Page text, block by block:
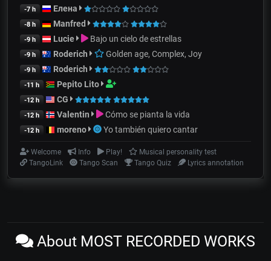
-7 h Елена
-8 h Manfred
-9 h Lucie Bajo un cielo de estrellas
-9 h Roderich Golden age, Complex, Joy
-9 h Roderich
-11 h Pepito Lito
-12 h CG
-12 h Valentin Cómo se pianta la vida
-12 h moreno Yo también quiero cantar
Welcome Info Play!
Musical personality test
TangoLink
Tango Scan Tango Quiz Lyrics annotation
About MOST RECORDED WORKS